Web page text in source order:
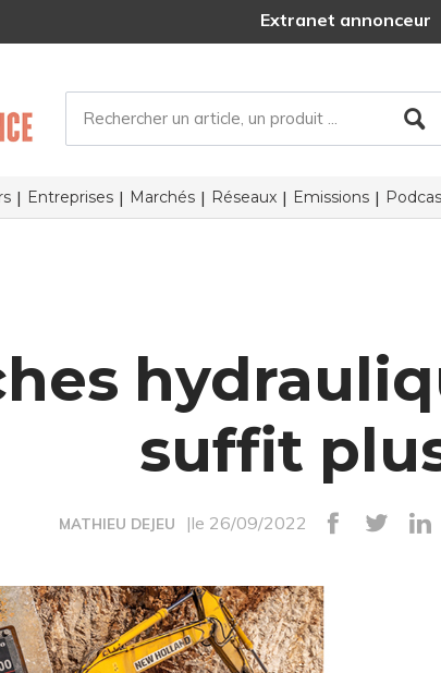
Extranet annonceur
Entreprises Marchés Réseaux Emissions
suffit
MATHIEU DEJEU |le 26/09/2022